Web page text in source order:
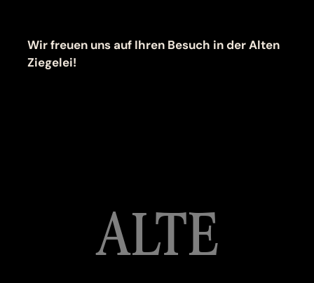
Wir freuen uns auf Ihren Besuch in der Alten
Ziegelei!
ALTE